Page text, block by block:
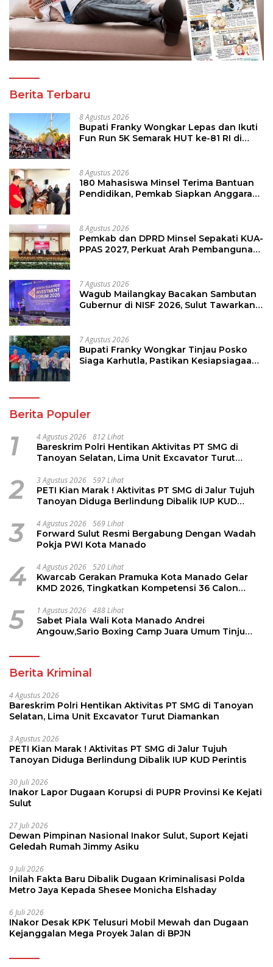
Berita Terbaru
8 Agustus 2026
Bupati Franky Wongkar Lepas dan Ikuti
Fun Run 5K Semarak HUT ke-81 RI di
8 Agustus 2026
180 Mahasiswa Minsel Terima Bantuan
Pendidikan, Pemkab Siapkan Anggaran
8 Agustus 2026
Pemkab dan DPRD Minsel Sepakati KUA-
PPAS 2027, Perkuat Arah Pembangunan
7 Agustus 2026
Wagub Mailangkay Bacakan Sambutan
Gubernur di NISF 2026, Sulut Tawarkan
7 Agustus 2026
Bupati Franky Wongkar Tinjau Posko
Siaga Karhutla, Pastikan Kesiapsiagaan
Berita Populer
1 4 Agustus 2026 812 Lihat
Bareskrim Polri Hentikan Aktivitas PT SMG di
Tanoyan Selatan, Lima Unit Excavator Turut
2 3 Agustus 2026 597 Lihat
PETI Kian Marak ! Aktivitas PT SMG di Jalur Tujuh
Tanoyan Diduga Berlindung Dibalik IUP KUD
3 4 Agustus 2026 569 Lihat
Forward Sulut Resmi Bergabung Dengan Wadah
Pokja PWI Kota Manado
4 4 Agustus 2026 520 Lihat
Kwarcab Gerakan Pramuka Kota Manado Gelar
KMD 2026, Tingkatkan Kompetensi 36 Calon
5 1 Agustus 2026 488 Lihat
Sabet Piala Wali Kota Manado Andrei
Angouw,Sario Boxing Camp Juara Umum Tinju
Berita Kriminal
4 Agustus 2026
Bareskrim Polri Hentikan Aktivitas PT SMG di Tanoyan
Selatan, Lima Unit Excavator Turut Diamankan
3 Agustus 2026
PETI Kian Marak ! Aktivitas PT SMG di Jalur Tujuh
Tanoyan Diduga Berlindung Dibalik IUP KUD Perintis
30 Juli 2026
Inakor Lapor Dugaan Korupsi di PUPR Provinsi Ke Kejati
Sulut
27 Juli 2026
Dewan Pimpinan Nasional Inakor Sulut, Suport Kejati
Geledah Rumah Jimmy Asiku
9 Juli 2026
Inilah Fakta Baru Dibalik Dugaan Kriminalisasi Polda
Metro Jaya Kepada Shesee Monicha Elshaday
6 Juli 2026
INakor Desak KPK Telusuri Mobil Mewah dan Dugaan
Kejanggalan Mega Proyek Jalan di BPJN